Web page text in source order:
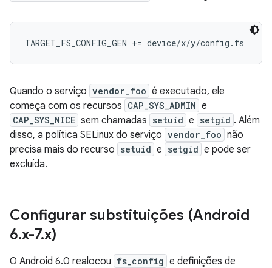
Quando o serviço vendor_ foo é executado, ele
começa com os recursos CAP_SYS_ADMIN e
CAP_SYS_NICE sem chamadas setuid e setgid . Além
disso, a política SELinux do serviço vendor_ foo não
precisa mais do recurso setuid e setgid e pode ser
excluída.
Configurar substituições (Android
6.x-7.x)
O Android 6.0 realocou fs_config e definições de